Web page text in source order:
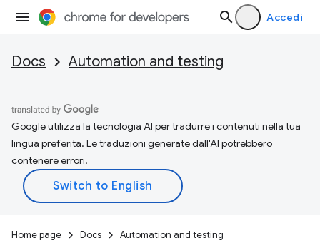
Accedi
Docs Automation and testing
Google utilizza la tecnologia AI per tradurre i contenuti nella tua
lingua preferita. Le traduzioni generate dall'AI potrebbero
contenere errori.
Home page Docs Automation and testing